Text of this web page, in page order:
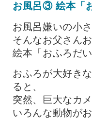
お風呂③ 絵本「
お風呂嫌いの小
そんなお父さん
絵本「おふろだ
おふろが大好き
ると、
突然、巨大なカ
いろんな動物が